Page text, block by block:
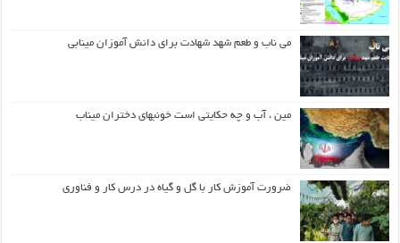
می ناب و طعم شهد شهادت برای دانش آموزان مینابی
مین ، آب و چه حکایتی است خونبهای دختران میناب
ضرورت آموزش کار با گل و گیاه در درس کار و فناوری